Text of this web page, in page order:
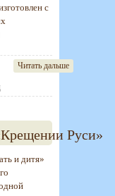
с
Читать дальше
Руси»
и дитя»